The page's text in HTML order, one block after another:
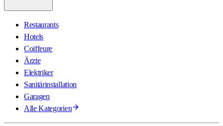
Restaurants
Hotels
Coiffeure
Ärzte
Elektriker
Sanitärinstallation
Garagen
Alle Kategorien